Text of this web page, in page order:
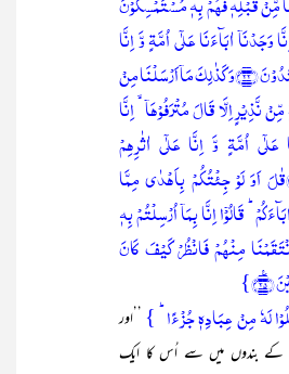
اِنَّا وَجَدۡنَاۤ اٰبَآءَنَا عَلٰۤی اُمَّۃٍ وَّ اِنَّا
عَلٰۤی اٰثٰرِہِمۡ مُّہۡتَدُوۡنَ ﴿۲۲﴾وَ کَذٰلِکَ مَاۤ اَرۡسَلۡنَا مِنۡ
نَّذِیۡرٍ اِلَّا قَالَ مُتۡرَفُوۡہَاۤ ۙ اِنَّا
عَلٰۤی اُمَّۃٍ وَّ اِنَّا عَلٰۤی اٰثٰرِہِمۡ
﴿۲۳﴾قٰلَ اَوَ لَوۡ جِئۡتُکُمۡ بِاَہۡدٰی مِمَّا
قَالُوۡۤا اِنَّا بِمَاۤ اُرۡسِلۡتُمۡ بِہٖ
﴿۲۴﴾فَانۡتَقَمۡنَا مِنۡہُمۡ فَانۡظُرۡ کَیۡفَ کَانَ
لَہٗ مِنۡ عِبَادِہٖ جُزۡءًا ؕ } ’’اور
بندوں میں سے اُس کا ایک